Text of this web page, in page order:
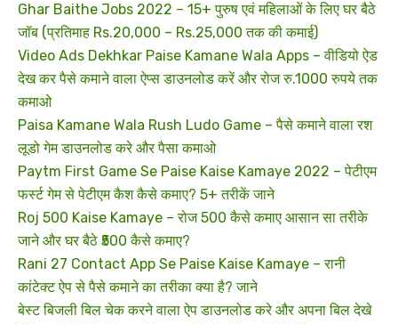
Ghar Baithe Jobs 2022 – 15+ पुरुष एवं महिलाओं के लिए घर बैठे
जॉब (प्रतिमाह Rs.20,000 – Rs.25,000 तक की कमाई)
Video Ads Dekhkar Paise Kamane Wala Apps – वीडियो ऐड
देख कर पैसे कमाने वाला ऐप्स डाउनलोड करें और रोज रु.1000 रुपये तक
कमाओ
Paisa Kamane Wala Rush Ludo Game – पैसे कमाने वाला रश
लूडो गेम डाउनलोड करे और पैसा कमाओ
Paytm First Game Se Paise Kaise Kamaye 2022 – पेटीएम
फर्स्ट गेम से पेटीएम कैश कैसे कमाए? 5+ तरीकें जाने
Roj 500 Kaise Kamaye – रोज 500 कैसे कमाए आसान सा तरीके
जाने और घर बैठे ₹500 कैसे कमाए?
Rani 27 Contact App Se Paise Kaise Kamaye – रानी
कांटेक्ट ऐप से पैसे कमाने का तरीका क्या है? जाने
बेस्ट बिजली बिल चेक करने वाला ऐप डाउनलोड करे और अपना बिल देखे